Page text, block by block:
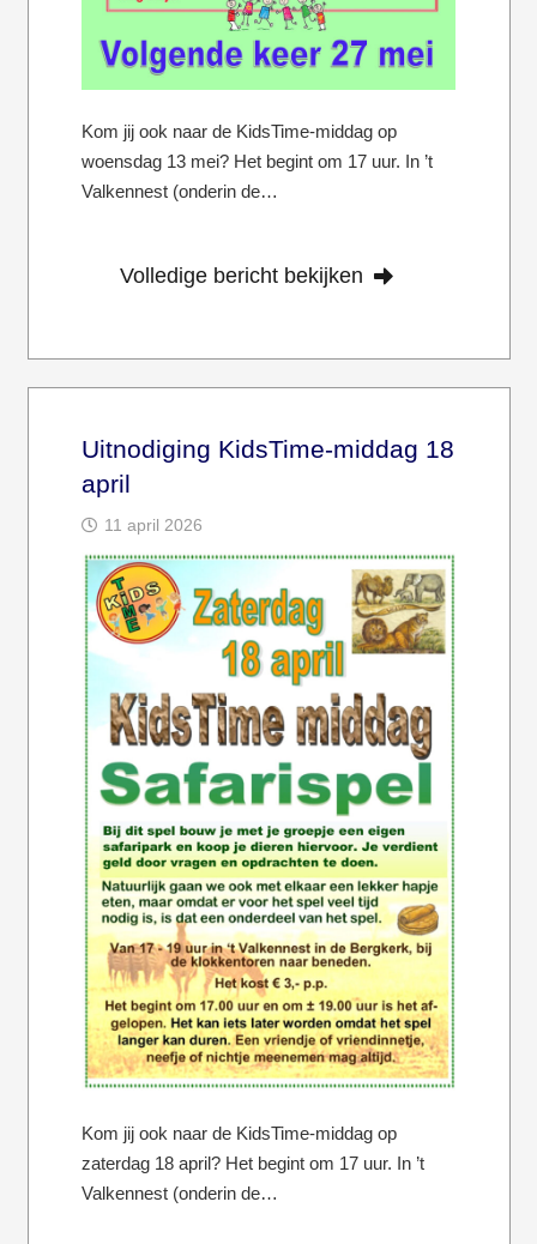
Kom jij ook naar de KidsTime-middag op
woensdag 13 mei? Het begint om 17 uur. In ’t
Valkennest (onderin de…
Volledige bericht bekijken
Uitnodiging KidsTime-middag 18
april
11 april 2026
Kom jij ook naar de KidsTime-middag op
zaterdag 18 april? Het begint om 17 uur. In ’t
Valkennest (onderin de…